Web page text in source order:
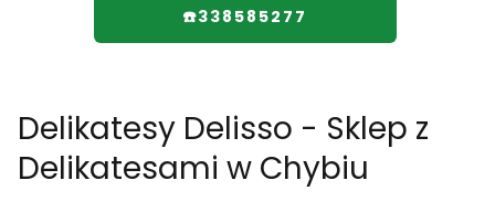
☎️338585277
Delikatesy Delisso - Sklep z
Delikatesami w Chybiu